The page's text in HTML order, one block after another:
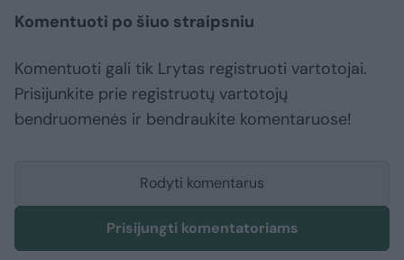
Komentuoti po šiuo straipsniu
Komentuoti gali tik Lrytas registruoti vartotojai.
Prisijunkite prie registruotų vartotojų
bendruomenės ir bendraukite komentaruose!
Rodyti komentarus
Prisijungti komentatoriams